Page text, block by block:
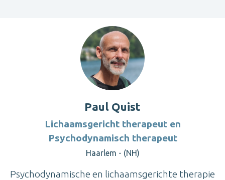
Paul Quist
Lichaamsgericht therapeut en
Psychodynamisch therapeut
Haarlem - (NH)
Psychodynamische en lichaamsgerichte therapie